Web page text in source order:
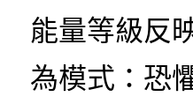
能量等級反
為模式：恐